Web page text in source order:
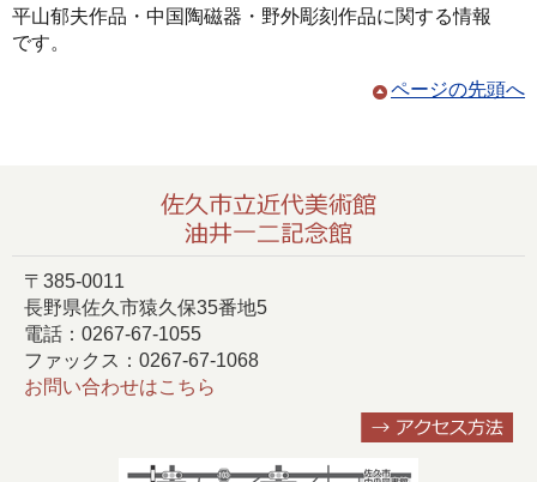
平山郁夫作品・中国陶磁器・野外彫刻作品に関する情報
です。
ページの先頭へ
〒385-0011
長野県佐久市猿久保35番地5
電話：0267-67-1055
ファックス：0267-67-1068
お問い合わせはこちら